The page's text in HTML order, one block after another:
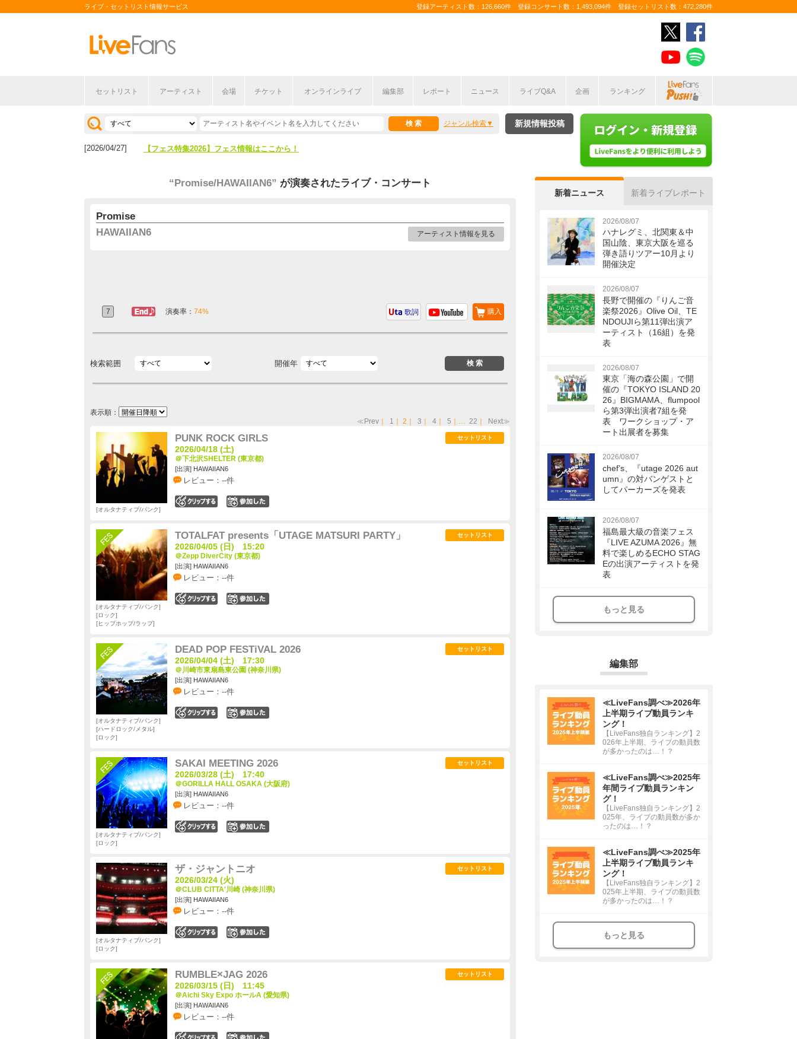
ライブ・セットリスト情報サービス 登録アーティスト数：126,660件 登録コンサート数：1,493,094件 登録セットリスト数：472,280件
セットリスト アーティスト 会場 チケット オンラインライブ 編集部 レポート ニュース ライブQ&A 企画 ランキング
ジャンル検索
[2026/07/28] 【ライブ動員ランキング】2026年上半期編発表！
[2026/04/27] 【フェス特集2026】フェス情報はここから！
新規情報投稿
“Promise/HAWAIIAN6” が演奏されたライブ・コンサート
Promise
HAWAIIAN6
アーティスト情報を見る
7 ラスト定番
演奏率： 74% 購入
歌詞
検索範囲 開催年
表示順：
≪Prev ｜ 1 ｜ 2 ｜ 3 ｜ 4 ｜ 5 ｜… 22 ｜ Next≫
PUNK ROCK GIRLS
2026/04/18 (土)
＠下北沢SHELTER (東京都)
[出演] HAWAIIAN6
レビュー：--件
セットリスト
オルタナティブ/パンク
TOTALFAT presents「UTAGE MATSURI PARTY」
2026/04/05 (日) 15:20
＠Zepp DiverCity (東京都)
[出演] HAWAIIAN6
レビュー：--件
セットリスト
オルタナティブ/パンク
ロック
ヒップホップ/ラップ
DEAD POP FESTiVAL 2026
2026/04/04 (土) 17:30
＠川崎市東扇島東公園 (神奈川県)
[出演] HAWAIIAN6
レビュー：--件
セットリスト
オルタナティブ/パンク
ハードロック/メタル
ロック
SAKAI MEETING 2026
2026/03/28 (土) 17:40
＠GORILLA HALL OSAKA (大阪府)
[出演] HAWAIIAN6
レビュー：--件
セットリスト
オルタナティブ/パンク
ロック
ザ・ジャントニオ
2026/03/24 (火)
＠CLUB CITTA'川崎 (神奈川県)
[出演] HAWAIIAN6
レビュー：--件
セットリスト
オルタナティブ/パンク
ロック
RUMBLE×JAG 2026
2026/03/15 (日) 11:45
＠Aichi Sky Expo ホールA (愛知県)
[出演] HAWAIIAN6
レビュー：--件
セットリスト
新着ニュース 新着ライブレポート
2026/08/07
ハナレグミ、北関東＆中
国山陰、東京大阪を巡る
弾き語りツアー10月より
開催決定
2026/08/07
長野で開催の『りんご音
楽祭2026』Olive Oil、TE
NDOUJIら第11弾出演ア
ーティスト（16組）を発
表
2026/08/07
東京「海の森公園」で開
催の『TOKYO ISLAND 20
26』BIGMAMA、flumpool
ら第3弾出演者7組を発
表 ワークショップ・ア
ート出展者を募集
2026/08/07
chef’s、『utage 2026 aut
umn』の対バンゲストと
してパーカーズを発表
2026/08/07
福島最大級の音楽フェス
『LIVE AZUMA 2026』無
料で楽しめるECHO STAG
Eの出演アーティストを発
表
もっと見る
編集部
≪LiveFans調べ≫2026年
上半期ライブ動員ランキ
ング！
【LiveFans独自ランキング】2
026年上半期、ライブの動員数
が多かったのは…！？
≪LiveFans調べ≫2025年
年間ライブ動員ランキン
グ！
【LiveFans独自ランキング】2
025年、ライブの動員数が多か
ったのは…！？
≪LiveFans調べ≫2025年
上半期ライブ動員ランキ
ング！
【LiveFans独自ランキング】2
025年上半期、ライブの動員数
が多かったのは…！？
もっと見る